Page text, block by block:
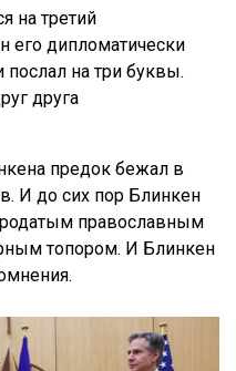
на третий
его дипломатически
на три буквы.
друга
предок бежал в
И до сих пор Блинкен
православным
топором. И Блинкен